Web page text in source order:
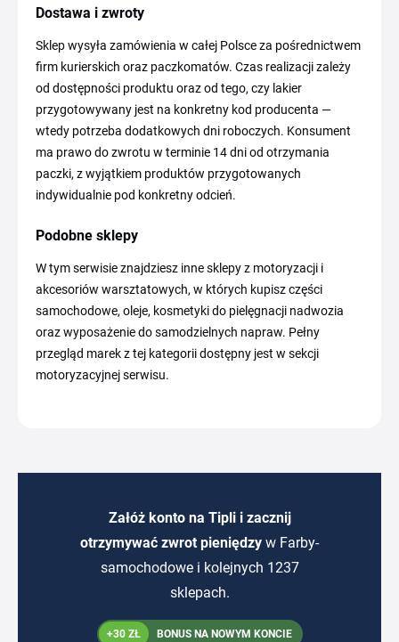
Dostawa i zwroty
Sklep wysyła zamówienia w całej Polsce za pośrednictwem
firm kurierskich oraz paczkomatów. Czas realizacji zależy
od dostępności produktu oraz od tego, czy lakier
przygotowywany jest na konkretny kod producenta —
wtedy potrzeba dodatkowych dni roboczych. Konsument
ma prawo do zwrotu w terminie 14 dni od otrzymania
paczki, z wyjątkiem produktów przygotowanych
indywidualnie pod konkretny odcień.
Podobne sklepy
W tym serwisie znajdziesz inne sklepy z motoryzacji i
akcesoriów warsztatowych, w których kupisz części
samochodowe, oleje, kosmetyki do pielęgnacji nadwozia
oraz wyposażenie do samodzielnych napraw. Pełny
przegląd marek z tej kategorii dostępny jest w sekcji
motoryzacyjnej serwisu.
Załóż konto na Tipli i zacznij
otrzymywać zwrot pieniędzy w Farby-
samochodowe i kolejnych 1237
sklepach.
+30 ZŁ BONUS NA NOWYM KONCIE